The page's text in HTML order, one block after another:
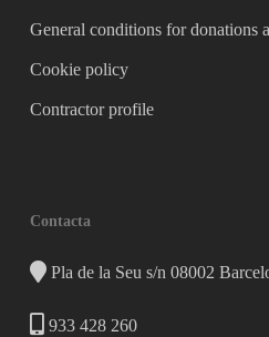
General conditions for donations
Cookie policy
Contractor profile
Contacta
Pla de la Seu s/n 08002
933 428 260